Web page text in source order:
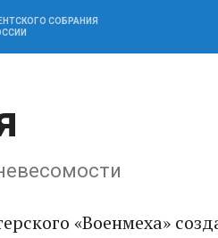
СОБРАНИЯ
«Военмеха»